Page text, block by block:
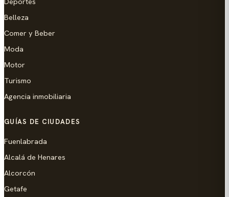
Belleza
Comer y Beber
Moda
Motor
Turismo
Agencia inmobiliaria
GUÍAS DE CIUDADES
Fuenlabrada
Alcalá de Henares
Alcorcón
Getafe